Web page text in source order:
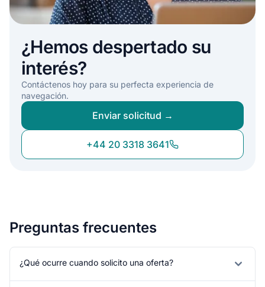
¿Hemos despertado su
interés?
Contáctenos hoy para su perfecta experiencia de
navegación.
Enviar solicitud →
+44 20 3318 3641
Preguntas frecuentes
¿Qué ocurre cuando solicito una oferta?